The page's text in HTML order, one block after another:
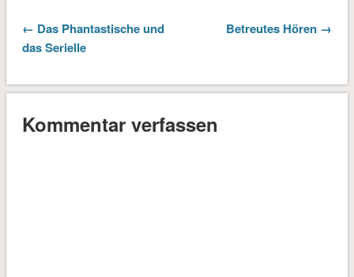
← Das Phantastische und
das Serielle
Betreutes Hören →
Kommentar verfassen